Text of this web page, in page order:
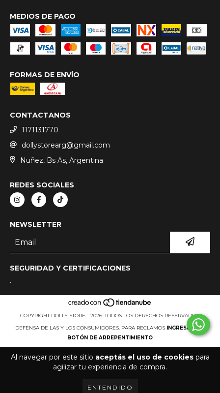
Al navegar por este sitio aceptás el uso de cookiespara
agilizar tu experiencia de compra.
ENTENDIDO
MEDIOS DE PAGO
FORMAS DE ENVÍO
CONTACTANOS
1171131770
dollystorearg@gmail.com
Nuñez, Bs As, Argentina
REDES SOCIALES
NEWSLETTER
SEGURIDAD Y CERTIFICACIONES
.
COPYRIGHT DOLLY STORE - 2026. TODOS LOS DERECHOS RESERVADOS.
DEFENSA DE LAS Y LOS CONSUMIDORES. PARA RECLAMOS INGRESÁ ACÁ.
BOTÓN DE ARREPENTIMIENTO